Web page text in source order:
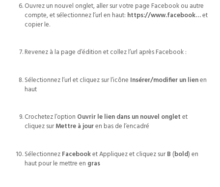
Ouvrez un nouvel onglet, aller sur votre page Facebook ou autre
compte, et sélectionnez l’url en haut: https://www.facebook…et
copier le.
Revenez à la page d’édition et collez l’url après Facebook :
Sélectionnez l’url et cliquez sur l’icône Insérer/modifier un lienen
haut
Crochetez l’option Ouvrir le lien dans un nouvel ongletet
cliquez surMettre à jouren bas de l’encadré
SélectionnezFacebooket Appliquez et cliquez surB (bold) en
haut pour le mettre en gras